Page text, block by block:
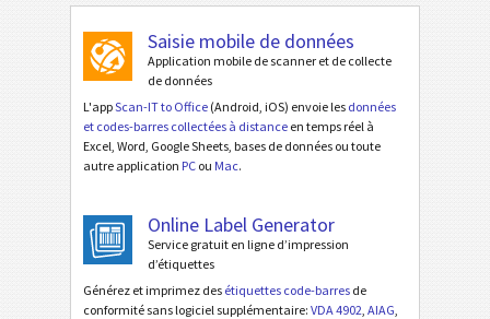
Saisie mobile de données
Application mobile de scanner et de collecte
de données
L'appScan-IT to Office (Android, iOS) envoie les données
et codes-barres collectées à distance en temps réel à
Excel, Word, Google Sheets, bases de données ou toute
autre application PC ou Mac.
Online Label Generator
Service gratuit en ligne d’impression
d’étiquettes
Générez et imprimez des étiquettes code-barres de
conformité sans logiciel supplémentaire: VDA 4902 AIAG